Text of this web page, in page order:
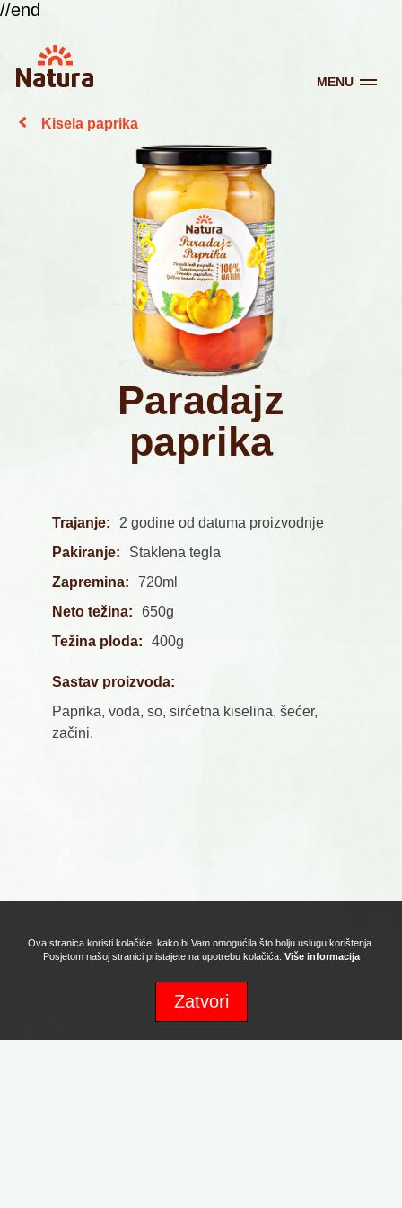
//end
Ova stranica koristi kolačiće, kako bi Vam omogućila što bolju uslugu korištenja.
Posjetom našoj stranici pristajete na upotrebu kolačića. Više informacija
Zatvori
MENU
Kisela paprika
Paradajz
paprika
Trajanje:
2 godine od datuma proizvodnje
Pakiranje:
Staklena tegla
Zapremina:
720ml
Neto težina:
650g
Težina ploda:
400g
Sastav proizvoda:
Paprika, voda, so, sirćetna kiselina, šećer,
začini.